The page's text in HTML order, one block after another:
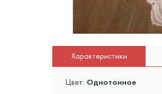
Характеристики
Цвет: Однотонное